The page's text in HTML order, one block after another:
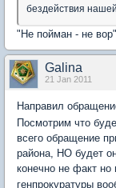
бездействия
"Не пойман - не вор"
Galina
21 Jan 2011
Направил
Посмотрим что
всего обращение
района, НО будет
конечно не факт
генпрокуратуры